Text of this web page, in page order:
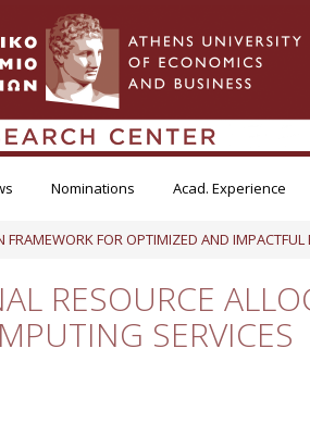
Nominations Acad. Experience
FOR OPTIMIZED AND
RESOURCE
SERVICES